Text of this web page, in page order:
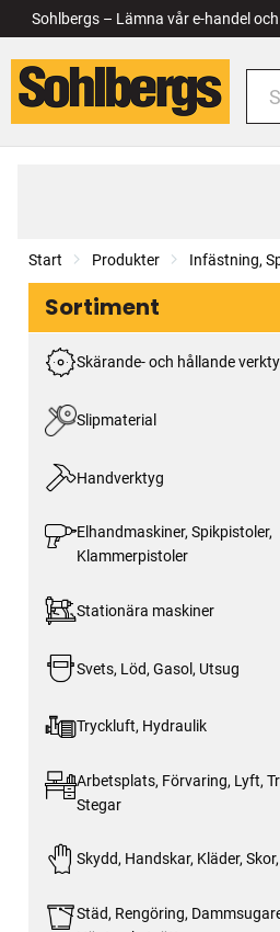
Sohlbergs – Lämna vår e-handel
Start Produkter Infästning,
Sortiment
Skärande- och hållande
Slipmaterial
Handverktyg
Elhandmaskiner, Spikpistoler,
Klammerpistoler
Stationära maskiner
Svets, Löd, Gasol, Utsug
Tryckluft, Hydraulik
Arbetsplats, Förvaring, Lyft,
Stegar
Skydd, Handskar, Kläder,
Städ, Rengöring,